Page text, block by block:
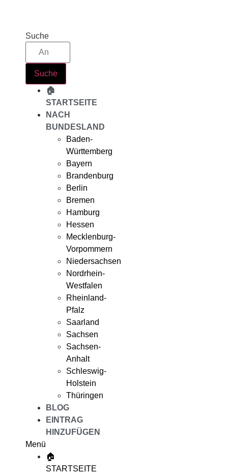
Suche
Suche
🏠
STARTSEITE
NACH
BUNDESLAND
Baden-
Württemberg
Bayern
Brandenburg
Berlin
Bremen
Hamburg
Hessen
Mecklenburg-
Vorpommern
Niedersachsen
Nordrhein-
Westfalen
Rheinland-
Pfalz
Saarland
Sachsen
Sachsen-
Anhalt
Schleswig-
Holstein
Thüringen
BLOG
EINTRAG
HINZUFÜGEN
Menü
🏠
STARTSEITE